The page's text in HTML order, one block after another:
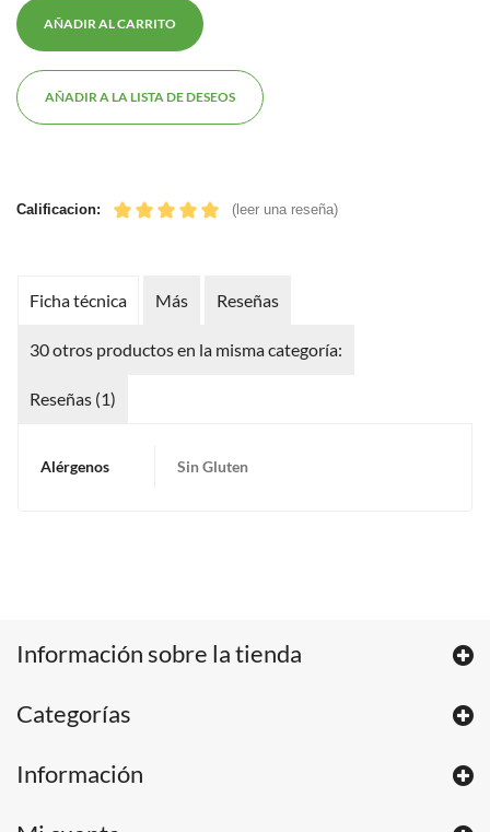
AÑADIR AL CARRITO
AÑADIR A LA LISTA DE DESEOS
Calificacion: (leer una reseña)
Ficha técnica Más Reseñas
30 otros productos en la misma categoría:
Reseñas (1)
Alérgenos Sin Gluten
Información sobre la tienda
Categorías
Información